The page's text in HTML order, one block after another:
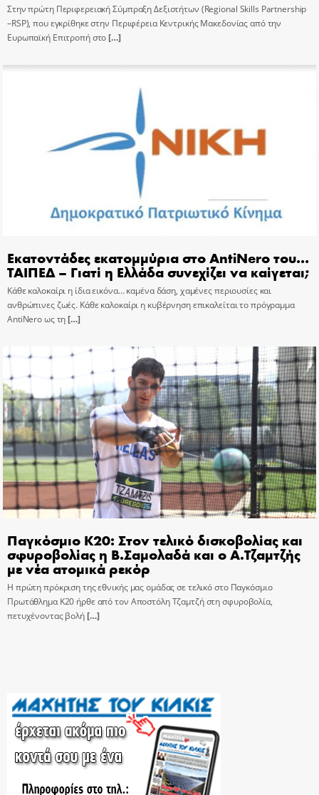
Στην πρώτη Περιφερειακή Σύμπραξη Δεξιοτήτων (Regional Skills Partnership
–RSP), που εγκρίθηκε στην Περιφέρεια Κεντρικής Μακεδονίας από την
Ευρωπαϊκή Επιτροπή στο[…]
Εκατοντάδες εκατομμύρια στο AntiNero του…
ΤΑΙΠΕΔ – Γιατί η Ελλάδα συνεχίζει να καίγεται;
Κάθε καλοκαίρι η ίδια εικόνα… καμένα δάση, χαμένες περιουσίες και
ανθρώπινες ζωές. Κάθε καλοκαίρι η κυβέρνηση επικαλείται το πρόγραμμα
AntiNero ως τη[…]
Παγκόσμιο Κ20: Στον τελικό δισκοβολίας και
σφυροβολίας η Β.Σαμολαδά και ο Α.Τζαμτζής
με νέα ατομικά ρεκόρ
Η πρώτη πρόκριση της εθνικής μας ομάδας σε τελικό στο Παγκόσμιο
Πρωτάθλημα Κ20 ήρθε από τον Αποστόλη Τζαμτζή στη σφυροβολία,
πετυχένοντας βολή[…]